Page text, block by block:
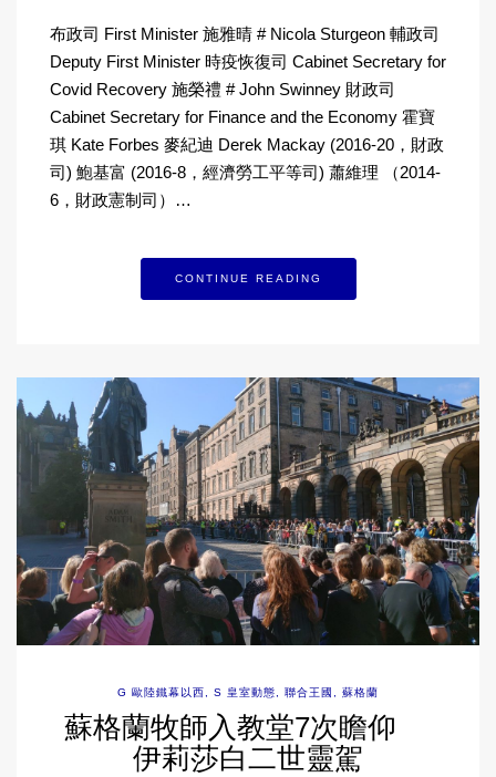
布政司 First Minister 施雅晴 # Nicola Sturgeon 輔政司
Deputy First Minister 時疫恢復司 Cabinet Secretary for
Covid Recovery 施榮禮 # John Swinney 財政司
Cabinet Secretary for Finance and the Economy 霍寶
琪 Kate Forbes 麥紀迪 Derek Mackay (2016-20，財政
司) 鮑基富 (2016-8，經濟勞工平等司) 蕭維理 （2014-
6，財政憲制司）…
CONTINUE READING
G 歐陸鐵幕以西, S 皇室動態, 聯合王國 , 蘇格蘭
蘇格蘭牧師入教堂7次瞻仰
伊莉莎白二世靈駕